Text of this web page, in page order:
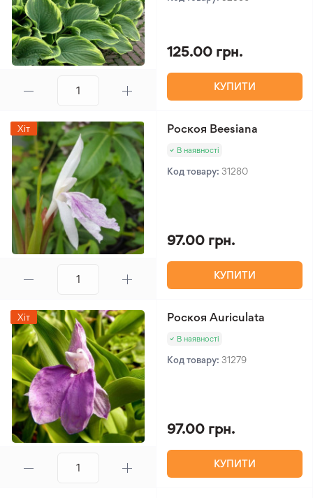
125.00 грн.
КУПИТИ
Хіт Роскоя Beesiana
В наявності
Код товару: 31280
97.00 грн.
КУПИТИ
Хіт Роскоя Auriculata
В наявності
Код товару: 31279
97.00 грн.
КУПИТИ